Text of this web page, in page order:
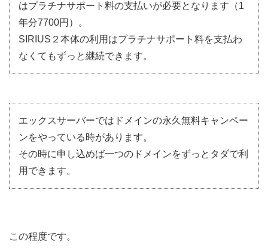
はプラチナサポート料の支払いが必要となります（1
年分7700円）。
SIRIUS２本体の利用はプラチナサポート料を支払わ
なくてもずっと継続できます。
エックスサーバーではドメインの永久無料キャンペー
ンをやっている時があります。
その時に申し込めば一つのドメインをずっとタダで利
用できます。
この程度です。